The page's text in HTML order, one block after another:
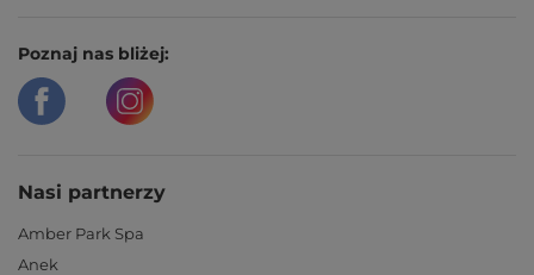
Poznaj nas bliżej:
Nasi partnerzy
Amber Park Spa
Anek